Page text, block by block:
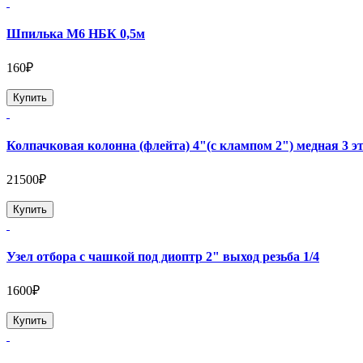
Шпилька М6 НБК 0,5м
160₽
Купить
Колпачковая колонна (флейта) 4"(с клампом 2") медная 3
21500₽
Купить
Узел отбора с чашкой под диоптр 2" выход резьба 1/4
1600₽
Купить